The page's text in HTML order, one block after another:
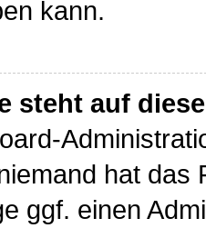
kann.
steht auf
hat das
ggf. einen